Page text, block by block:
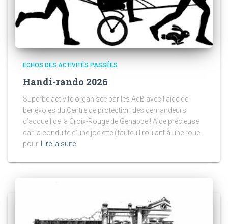
ECHOS DES ACTIVITÉS PASSÉES
Handi-rando 2026
Superbe activité organisée par les AdB avec l’aide de
bénévoles du Centre de protection des demandeurs
d’accueil de la Croix-Rouge de Genappe ! Aide précieuse
car la conduite d’une joëlette (fauteuil roulant à une roue
pour
Lire la suite